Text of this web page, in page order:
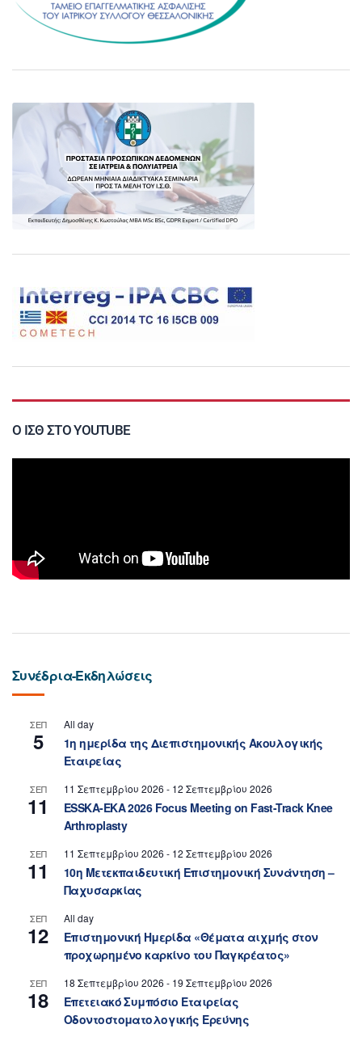
Ο ΙΣΘ ΣΤΟ YOUTUBE
Συνέδρια-Εκδηλώσεις
ΣΕΠ
5
All day
1η ημερίδα της Διεπιστημονικής Ακουλογικής
Εταιρείας
ΣΕΠ
11
11 Σεπτεμβρίου 2026 - 12 Σεπτεμβρίου 2026
ESSKA-EKA 2026 Focus Meeting on Fast-Track Knee
Arthroplasty
ΣΕΠ
11
11 Σεπτεμβρίου 2026 - 12 Σεπτεμβρίου 2026
10η Μετεκπαιδευτική Επιστημονική Συνάντηση –
Παχυσαρκίας
ΣΕΠ
12
All day
Επιστημονική Ημερίδα «Θέματα αιχμής στον
προχωρημένο καρκίνο του Παγκρέατος»
ΣΕΠ
18
18 Σεπτεμβρίου 2026 - 19 Σεπτεμβρίου 2026
Επετειακό Συμπόσιο Εταιρείας
Οδοντοστοματολογικής Ερεύνης